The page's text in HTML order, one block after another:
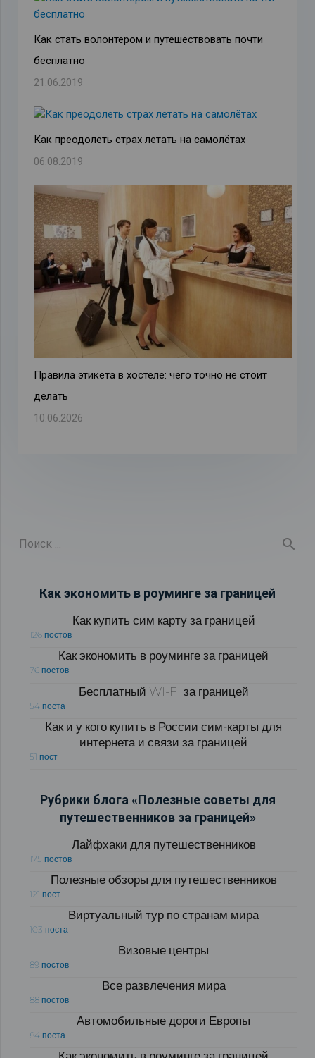
Как стать волонтером и путешествовать почти
бесплатно
21.06.2019
Как преодолеть страх летать на самолётах
06.08.2019
Правила этикета в хостеле: чего точно не стоит
делать
10.06.2026
Как экономить в роуминге за границей
Как купить сим карту за границей
126 постов
Как экономить в роуминге за границей
76 постов
Бесплатный WI-FI за границей
54 поста
Как и у кого купить в России сим-карты для
интернета и связи за границей
51 пост
Рубрики блога «Полезные советы для
путешественников за границей»
Лайфхаки для путешественников
175 постов
Полезные обзоры для путешественников
121 пост
Виртуальный тур по странам мира
103 поста
Визовые центры
89 постов
Все развлечения мира
88 постов
Автомобильные дороги Европы
84 поста